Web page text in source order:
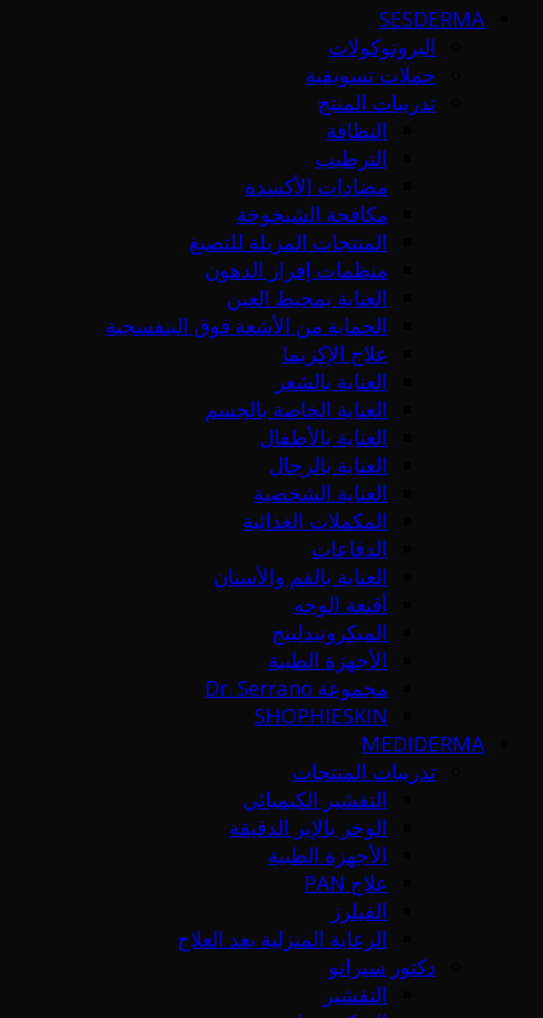
SESDERMA
البروتوكولات
حملات تسويقية
تدريبات المنتج
النظافة
الترطيب
مضادات الأكسدة
مكافحة الشيخوخة
المنتجات المزيلة للتصبغ
منظمات إفراز الدهون
العناية بمحيط العين
الحماية من الأشعة فوق البنفسجية
علاج الإكزيما
العناية بالشعر
العناية الخاصة بالجسم
العناية بالأطفال
العناية بالرجال
العناية الشخصية
المكملات الغذائية
الدفاعات
العناية بالفم والأسنان
أقنعة الوجه
الميكرونيدلينج
الأجهزة الطبية
مجموعة Dr. Serrano
SHOPHIESKIN
MEDIDERMA
تدريبات المنتجات
التقشير الكيميائي
الوخز بالإبر الدقيقة
الأجهزة الطبية
علاج PAN
الفيلرز
الرعاية المنزلية بعد العلاج
دكتور سيرانو
التقشير